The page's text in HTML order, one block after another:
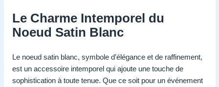
Le Charme Intemporel du
Noeud Satin Blanc
Le noeud satin blanc, symbole d’élégance et de raffinement,
est un accessoire intemporel qui ajoute une touche de
sophistication à toute tenue. Que ce soit pour un événement